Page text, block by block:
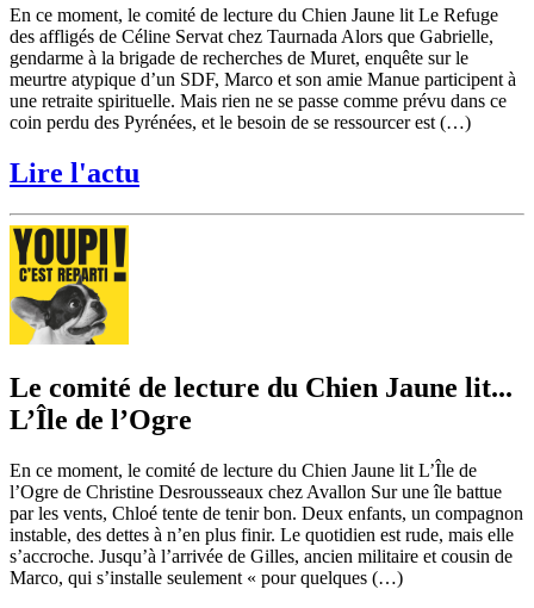
En ce moment, le comité de lecture du Chien Jaune lit Le Refuge
des affligés de Céline Servat chez Taurnada Alors que Gabrielle,
gendarme à la brigade de recherches de Muret, enquête sur le
meurtre atypique d’un SDF, Marco et son amie Manue participent à
une retraite spirituelle. Mais rien ne se passe comme prévu dans ce
coin perdu des Pyrénées, et le besoin de se ressourcer est (…)
Lire l'actu
Le comité de lecture du Chien Jaune lit...
L’Île de l’Ogre
En ce moment, le comité de lecture du Chien Jaune lit L’Île de
l’Ogre de Christine Desrousseaux chez Avallon Sur une île battue
par les vents, Chloé tente de tenir bon. Deux enfants, un compagnon
instable, des dettes à n’en plus finir. Le quotidien est rude, mais elle
s’accroche. Jusqu’à l’arrivée de Gilles, ancien militaire et cousin de
Marco, qui s’installe seulement « pour quelques (…)